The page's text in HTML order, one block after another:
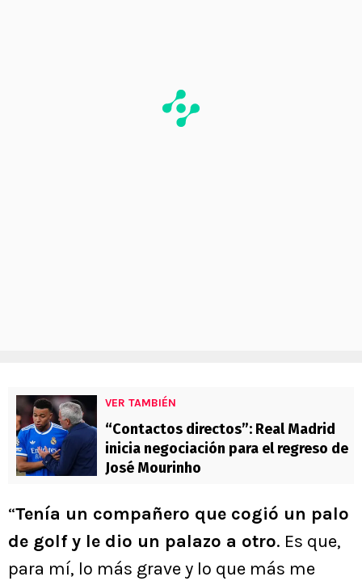
VER TAMBIÉN
“Contactos directos”: Real Madrid
inicia negociación para el regreso de
José Mourinho
“Tenía un compañero que cogió un palo
de golf y le dio un palazo a otro. Es que,
para mí, lo más grave y lo que más me